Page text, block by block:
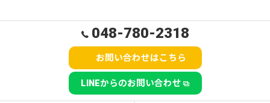
048-780-2318
お問い合わせはこちら
LINEからのお問い合わせ